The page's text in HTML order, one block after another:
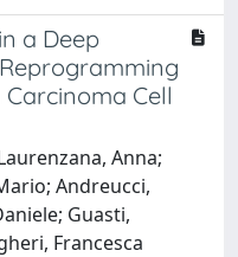
a Deep
Cell
Anna;
Andreucci,
Guasti,
Francesca